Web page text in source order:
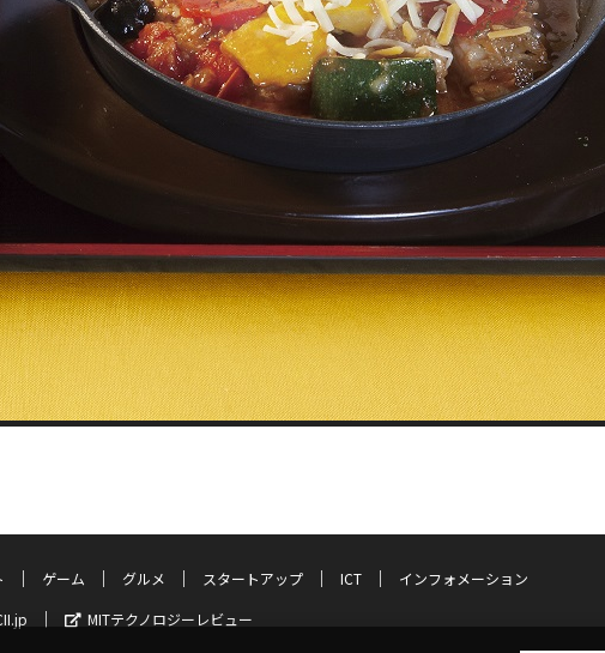
ゲーム グルメ スタートアップ ICT
インフォメーション
MITテクノロジーレビュー